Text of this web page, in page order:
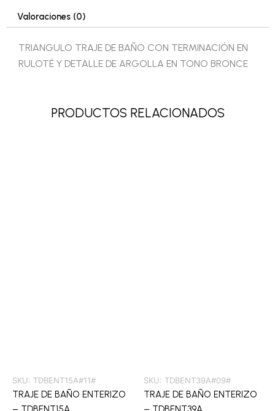
Valoraciones (0)
TRIANGULO TRAJE DE BAÑO CON TERMINACIÓN EN
RULOTÉ Y DETALLE DE ARGOLLA EN TONO BRONCE
PRODUCTOS RELACIONADOS
SKU: TDBENT15A#11#
TRAJE DE BAÑO ENTERIZO
SKU: TDBENT39A#09#
TRAJE DE BAÑO ENTERIZO